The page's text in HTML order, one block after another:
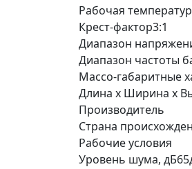
Рабочая
Крест-фактор3:1
Диапазон
Диапазон частоты
Массо-габаритные
Длина х Ширина х
Производитель
Страна
Рабочие условия
Уровень шума, дБ